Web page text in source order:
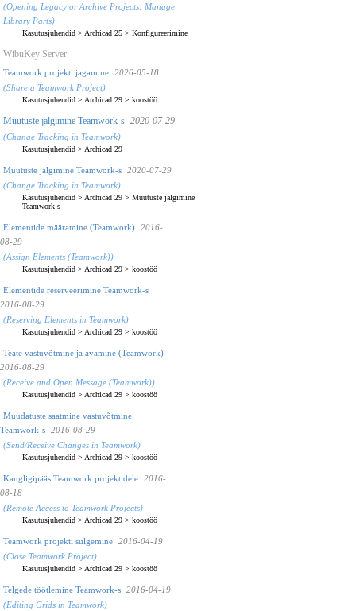
(Opening Legacy or Archive Projects: Manage
Library Parts)
Kasutusjuhendid > Archicad 25 > Konfigureerimine
WibuKey Server
Teamwork projekti jagamine
2026-05-18
(Share a Teamwork Project)
Kasutusjuhendid > Archicad 29 > koostöö
Muutuste jälgimine Teamwork-s 2020-07-29
(Change Tracking in Teamwork)
Kasutusjuhendid > Archicad 29
Muutuste jälgimine Teamwork-s
2020-07-29
(Change Tracking in Teamwork)
Kasutusjuhendid > Archicad 29 > Muutuste jälgimine
Teamwork-s
Elementide määramine (Teamwork)
2016-
08-29
(Assign Elements (Teamwork))
Kasutusjuhendid > Archicad 29 > koostöö
Elementide reserveerimine Teamwork-s
2016-08-29
(Reserving Elements in Teamwork)
Kasutusjuhendid > Archicad 29 > koostöö
Teate vastuvõtmine ja avamine (Teamwork)
2016-08-29
(Receive and Open Message (Teamwork))
Kasutusjuhendid > Archicad 29 > koostöö
Muudatuste saatmine vastuvõtmine
Teamwork-s
2016-08-29
(Send/Receive Changes in Teamwork)
Kasutusjuhendid > Archicad 29 > koostöö
Kaugligipääs Teamwork projektidele
2016-
08-18
(Remote Access to Teamwork Projects)
Kasutusjuhendid > Archicad 29 > koostöö
Teamwork projekti sulgemine
2016-04-19
(Close Teamwork Project)
Kasutusjuhendid > Archicad 29 > koostöö
Telgede töötlemine Teamwork-s
2016-04-19
(Editing Grids in Teamwork)